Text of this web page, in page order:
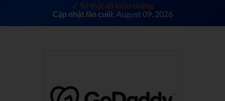
✓ Sự thật đã kiểm chứng
Cập nhật lần cuối: August 09, 2026